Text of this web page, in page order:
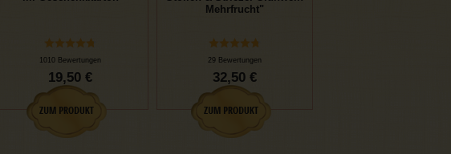
1010 Bewertungen
19,50 €
Mehrfrucht"
29 Bewertungen
32,50 €